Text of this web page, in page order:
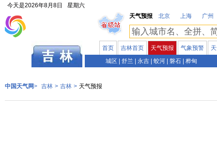
今天是2026年8月8日
星期六
天气预报
北京 上海 广州
首页 吉林首页 天气预报 气象预警
城区
舒兰 永吉 蛟河 磐石 桦甸
中国天气网> 吉林 > 吉林 > 天气预报